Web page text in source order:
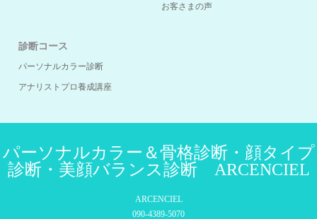
お客さまの声
診断コース
パーソナルカラー診断
アナリストプロ養成講座
パーソナルカラー＆骨格診断・顔タイプ
診断・美顔バランス診断 ARCENCIEL
ARCENCIEL
090-4389-5070